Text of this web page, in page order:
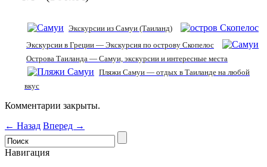
Экскурсии из Самуи (Таиланд)
Экскурсии в Греции — Экскурсия по острову Скопелос
Острова Таиланда — Самуи, экскурсии и интересные места
Пляжи Самуи — отдых в Таиланде на любой
вкус
Комментарии закрыты.
← Назад Вперед →
Навигация